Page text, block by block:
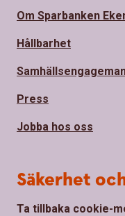
Om Sparbanken
Hållbarhet
Press
Jobba hos oss
Säkerhet
Ta tillbaka cookie-